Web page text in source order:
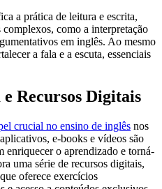
a prática de leitura e escrita,
como a interpretação
em inglês. Ao mesmo
a fala e a escuta, essenciais
e Recursos Digitais
crucial no ensino de inglês nos
e-books e vídeos são
enriquecer o aprendizado e torná-
uma série de recursos digitais,
oferece exercícios